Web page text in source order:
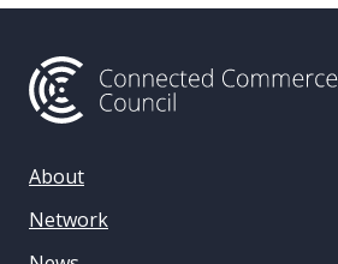
About
Network